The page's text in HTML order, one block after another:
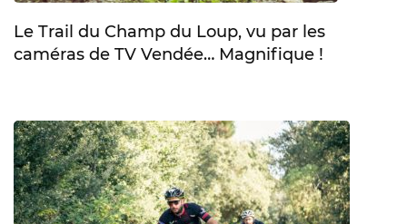
Le Trail du Champ du Loup, vu par les
caméras de TV Vendée… Magnifique !